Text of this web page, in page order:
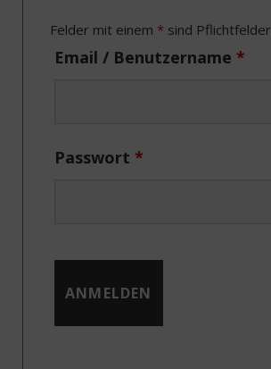
o
k
t
e
r
a
I
Felder mit einem * sind Pflichtfelder
Email / Benutzername *
Passwort *